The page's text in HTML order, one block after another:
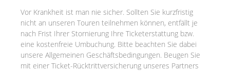
Vor Krankheit ist man nie sicher. Sollten Sie kurzfristig
nicht an unseren Touren teilnehmen können, entfällt je
nach Frist Ihrer Stornierung Ihre Ticketerstattung bzw.
eine kostenfreie Umbuchung. Bitte beachten Sie dabei
unsere Allgemeinen Geschäftsbedingungen. Beugen Sie
mit einer Ticket-Rücktrittversicherung unseres Partners